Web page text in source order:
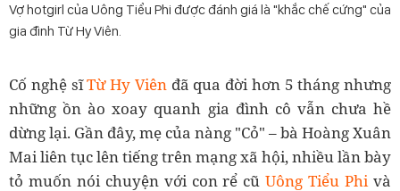
Vợ hotgirl của Uông Tiểu Phi được đánh giá là "khắc chế cứng" của
gia đình Từ Hy Viên.
Cố nghệ sĩTừ Hy Viênđã qua đời hơn 5 tháng nhưng
những ồn ào xoay quanh gia đình cô vẫn chưa hề
dừng lại. Gần đây, mẹ của nàng "Cỏ" – bà Hoàng Xuân
Mai liên tục lên tiếng trên mạng xã hội, nhiều lần bày
tỏ muốn nói chuyện với con rể cũUông Tiểu Phivà